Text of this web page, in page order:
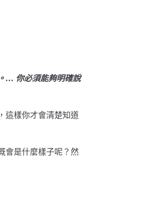
… 你必須能夠明確說
這樣你才會清楚知道
會是什麼樣子呢？然